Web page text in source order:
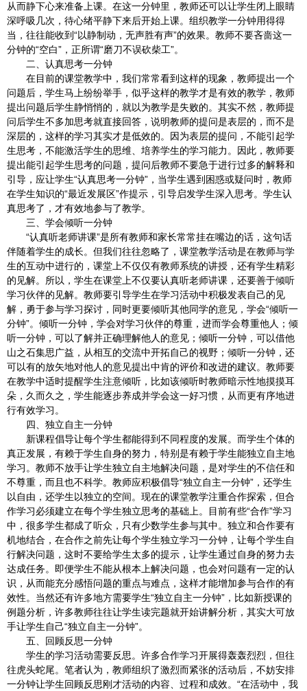
从而静下心来准备上课。在这一分钟里，教师还可以让学生闭上眼睛
深呼吸几次，待心绪平静下来后开始上课。组织教学一分钟用得得
当，往往能收到“以静制动，无声胜有声”的效果。教师不要吝啬这一
分钟的“空白”，正所谓“磨刀不误砍柴工”。
二、认真思考一分钟
在目前的课堂教学中，我们常常看到这样的现象，教师提出一个
问题后，学生马上纷纷举手，似乎这样的教学才是有效的教学，教师
提出问题后学生静悄悄的，就以为教学是失败的。其实不然，教师提
问后学生不多加思考就直接回答，说明教师的提问是表层的，而不是
深层的，这样的学习其实才是低效的。因为表层的提问，不能引起学
生思考，不能激活学生的思维、培养学生的学习能力。因此，教师要
提出能引起学生思考的问题，提问后教师不要急于进行过多的解释和
引导，应让学生“认真思考一分钟”，当学生遇到困惑或疑问时，教师
在学生知识的“最近发展区”作提示，引导启发学生深入思考。学生认
真思考了，才有效地参与了教学。
三、学会倾听一分钟
“认真听老师讲课”是所有教师和家长常常挂在嘴边的话，这句话
伴随着学生的成长。但我们往往忽略了，课堂教学活动是在教师与学
生的互动中进行的，课堂上不仅仅有教师系统的讲授，还有学生精彩
的见解。所以，学生在课堂上不仅要认真听老师讲课，还要善于倾听
学习伙伴的见解。教师要引导学生在学习活动中积极发表自己的见
解，勇于参与学习探讨，同时更要倾听其他同学的意见，学会“倾听一
分钟”。倾听一分钟，学会对学习伙伴的尊重，进而学会尊重他人；倾
听一分钟，可以了解并正确理解他人的意见；倾听一分钟，可以借他
山之石集思广益，从相互的交流中开拓自己的视野；倾听一分钟，还
可以有的放矢地对他人的意见提出中肯的评价和改进的建议。教师要
在教学中适时提醒学生注意倾听，比如该倾听时教师暗示性地摸摸耳
朵，久而久之，学生能逐步养成并学会这一好习惯，从而更有序地进
行有效学习。
四、独立自主一分钟
新课程倡导让每个学生都能得到不同程度的发展。而学生个体的
真正发展，有赖于学生自身的努力，特别是有赖于学生能独立自主地
学习。教师不放手让学生独立自主地解决问题，是对学生的不信任和
不尊重，而且也不科学。教师应积极倡导“独立自主一分钟”，还学生
以自由，还学生以独立的空间。现在的课堂教学注重合作探索，但合
作学习必须建立在每个学生独立思考的基础上。目前有些“合作”学习
中，很多学生都成了听众，只有少数学生参与其中。独立和合作要有
机地结合，在合作之前先让每个学生独立学习一分钟，让每个学生自
行解决问题，这时不要给学生太多的提示，让学生通过自身的努力去
达成任务。即便学生不能从根本上解决问题，也会对问题有一定的认
识，从而能充分感悟问题的重点与难点，这样才能增加参与合作的有
效性。当然还有许多地方需要学生“独立自主一分钟”，比如新授课的
例题分析，许多教师往往让学生读完题就开始讲解分析，其实大可放
手让学生自己“独立自主一分钟”。
五、回顾反思一分钟
学生的学习活动需要反思。许多合作学习开展得轰轰烈烈，但往
往虎头蛇尾。笔者认为，教师组织了激烈而紧张的活动后，不妨安排
一分钟让学生回顾反思刚才活动的内容、过程和成效。“在活动中，我